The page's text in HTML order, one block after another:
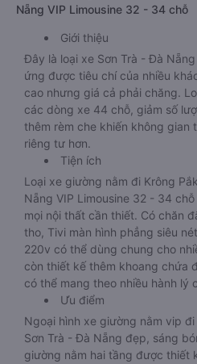
Nẵng VIP Limousine 32 - 34 chỗ
Giới thiệu
Đây là loại xe Sơn Trà - Đà
ứng được tiêu chí của nhiều
cao nhưng giá cả phải chăng.
các dòng xe 44 chỗ, giảm số
thêm rèm che khiến không gian
riêng tư hơn.
Tiện ích
Loại xe giường nằm đi Krông
Nẵng VIP Limousine 32 - 34
mọi nội thất cần thiết. Có chăn
tho, Tivi màn hình phẳng siêu
220v có thể dùng chung cho
còn thiết kế thêm khoang chứa
có thể mang theo nhiều hành lý
Ưu điểm
Ngoại hình xe giường nằm vip
Sơn Trà - Đà Nẵng đẹp, sáng
giường nằm hai tầng được thiết